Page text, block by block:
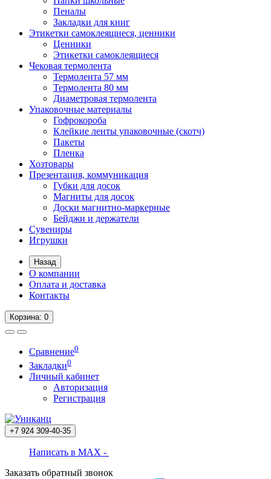
Пеналы
Закладки для книг
Этикетки самоклеящиеся, ценники
Ценники
Этикетки самоклеящиеся
Чековая термолента
Термолента 57 мм
Термолента 80 мм
Диаметровая термолента
Упаковочные материалы
Гофрокороба
Клейкие ленты упаковочные (скотч)
Пакеты
Пленка
Хозтовары
Презентация, коммуникация
Губки для досок
Магниты для досок
Доски магнитно-маркерные
Бейджи и держатели
Сувениры
Игрушки
Назад
О компании
Оплата и доставка
Контакты
Корзина: 0
Сравнение0
Закладки0
Личный кабинет
Авторизация
Регистрация
+7 924 309-40-35
Написать в MAX -
Заказать обратный звонок